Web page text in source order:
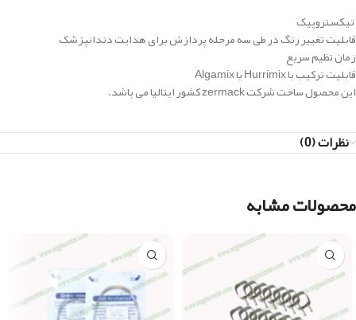
تیکستروپیک
قابلیت تغییر رنگ در طی سه مرحله پردازش برای هدایت دندانپزشک
زمان تظیم سریع
قابلیت ترکیب با Hurrimix یا Algamix
این محصول ساخت شرکت zermack کشور ایتالیا می باشد.
نظرات (0)
محصولات مشابه